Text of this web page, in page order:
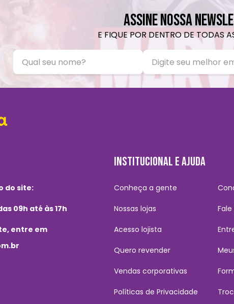
ASSINE NOSSA
E FIQUE POR DENTRO DE TODAS
do site:
09h até às 17h
entre em
INSTITUCIONAL E AJUDA
Conheça a gente
Nossas lojas
Acesso lojista
Quero revender
Vendas corporativas
Políticas de Privacidade